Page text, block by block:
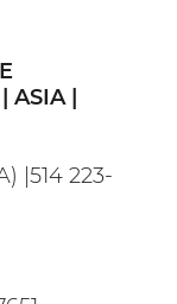
|
|514 223-